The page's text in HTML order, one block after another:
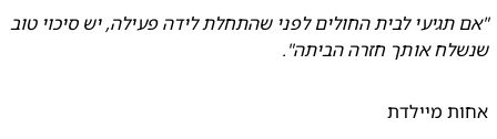
"אם תגיעי לבית החולים לפני שהתחלת לידה פעילה, יש סיכוי טוב
אותך חזרה הביתה".
מיילדת